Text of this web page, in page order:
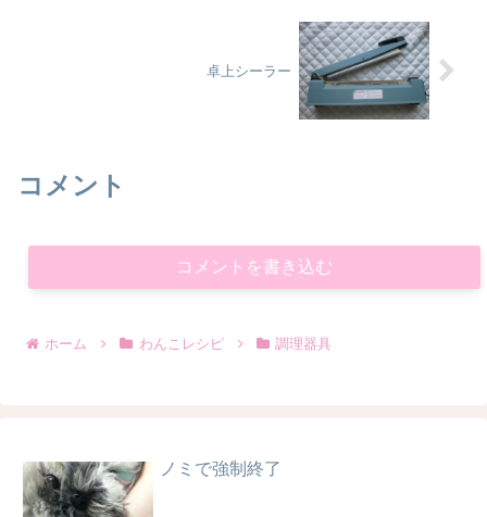
卓上シーラー
コメント
コメントを書き込む
ホーム わんこレシピ 調理器具
ノミで強制終了